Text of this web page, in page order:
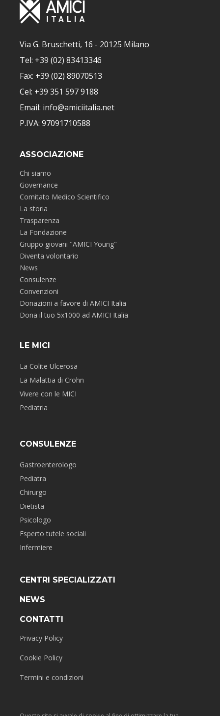
Via G. Bruschetti, 16 - 20125 Milano
Tel: +39 (02) 83413346
Fax: +39 (02) 89070513
Cel: +39 351 597 9188
Email: info@amiciitalia.net
P.IVA: 97091710588
ASSOCIAZIONE
Chi siamo
Governance
Comitato Medico Scientifico
La storia
Trasparenza
La Fondazione
Gruppo giovani "AMICI Young"
Diventa volontario
News
Consulenze
Convenzioni
Donazioni a favore di AMICI Italia
Dona il tuo 5x1000 ad AMICI Italia
LE MICI
La Colite Ulcerosa
La Malattia di Crohn
Vivere con le MICI
Pediatria
CONSULENZE
Gastroenterologo
Pediatra
Chirurgo
Dietista
Psicologo
Esperto tutele sociali
Infermiere
CENTRI SPECIALIZZATI
NEWS
CONTATTI
Privacy Policy
Cookie Policy
Termini e condizioni